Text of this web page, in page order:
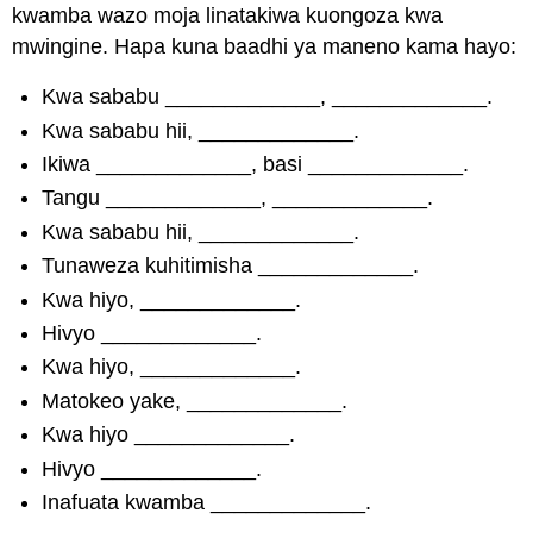
kwamba wazo moja linatakiwa kuongoza kwa
mwingine. Hapa kuna baadhi ya maneno kama hayo:
Kwa sababu _____________, _____________.
Kwa sababu hii, _____________.
Ikiwa _____________, basi _____________.
Tangu _____________, _____________.
Kwa sababu hii, _____________.
Tunaweza kuhitimisha _____________.
Kwa hiyo, _____________.
Hivyo _____________.
Kwa hiyo, _____________.
Matokeo yake, _____________.
Kwa hiyo _____________.
Hivyo _____________.
Inafuata kwamba _____________.